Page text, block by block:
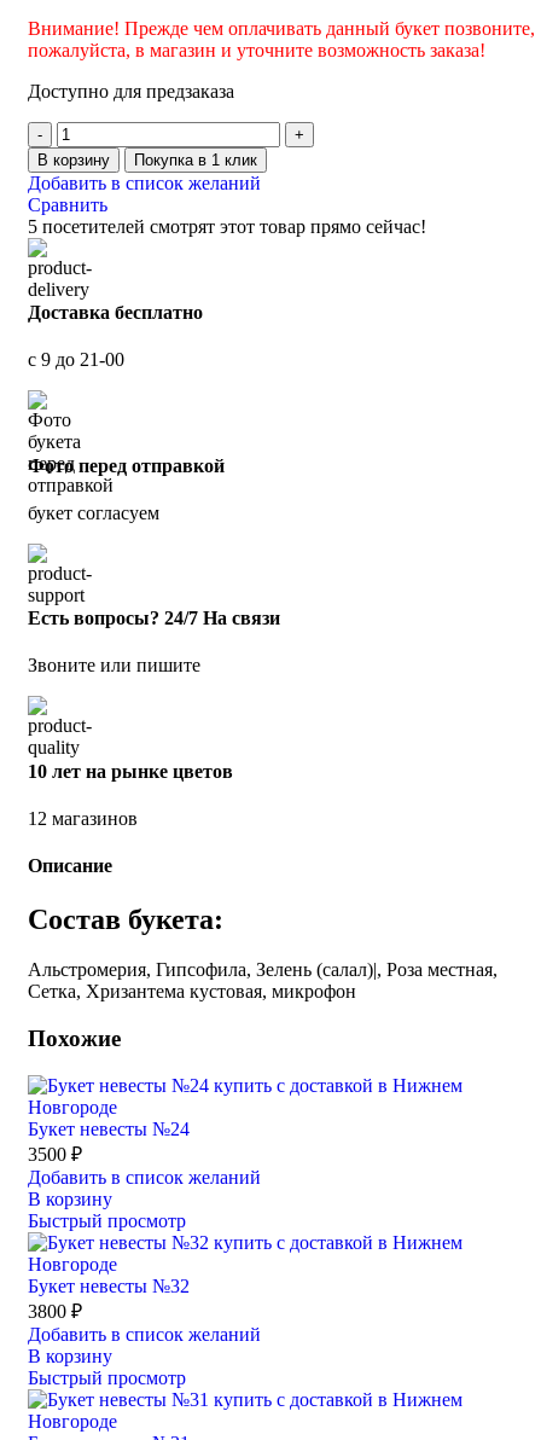
Внимание! Прежде чем оплачивать данный букет позвоните,
пожалуйста, в магазин и уточните возможность заказа!
Доступно для предзаказа
В корзину Покупка в 1 клик
Добавить в список желаний
Сравнить
5 посетителей смотрят этот товар прямо сейчас!
Доставка бесплатно
с 9 до 21-00
Фото перед отправкой
букет согласуем
Есть вопросы? 24/7 На связи
Звоните или пишите
10 лет на рынке цветов
12 магазинов
Описание
Состав букета:
Альстромерия, Гипсофила, Зелень (салал)|, Роза местная,
Сетка, Хризантема кустовая, микрофон
Похожие
Букет невесты №24
3500 ₽
Добавить в список желаний
В корзину
Быстрый просмотр
Букет невесты №32
3800 ₽
Добавить в список желаний
В корзину
Быстрый просмотр